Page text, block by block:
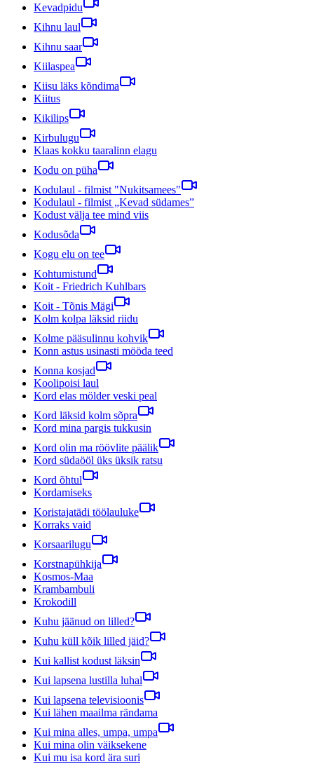
Kevadpidu
Kihnu laul
Kihnu saar
Kiilaspea
Kiisu läks kõndima
Kiitus
Kikilips
Kirbulugu
Klaas kokku taaralinn elagu
Kodu on püha
Kodulaul - filmist "Nukitsamees"
Kodulaul - filmist „Kevad südames”
Kodust välja tee mind viis
Kodusõda
Kogu elu on tee
Kohtumistund
Koit - Friedrich Kuhlbars
Koit - Tõnis Mägi
Kolm kolpa läksid riidu
Kolme pääsulinnu kohvik
Konn astus usinasti mööda teed
Konna kosjad
Koolipoisi laul
Kord elas mölder veski peal
Kord läksid kolm sõpra
Kord mina pargis tukkusin
Kord olin ma röövlite päälik
Kord südaööl üks üksik ratsu
Kord õhtul
Kordamiseks
Koristajatädi töölauluke
Korraks vaid
Korsaarilugu
Korstnapühkija
Kosmos-Maa
Krambambuli
Krokodill
Kuhu jäänud on lilled?
Kuhu küll kõik lilled jäid?
Kui kallist kodust läksin
Kui lapsena lustilla luhal
Kui lapsena televisioonis
Kui lähen maailma rändama
Kui mina alles, umpa, umpa
Kui mina olin väiksekene
Kui mu isa kord ära suri